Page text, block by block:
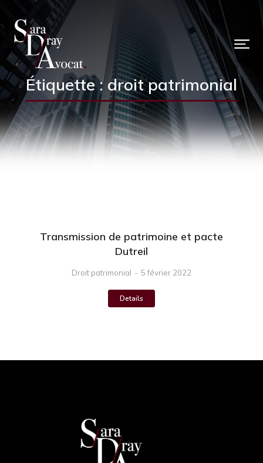
Étiquette : droit patrimonial
Transmission de patrimoine et pacte
Dutreil
Droit patrimonial 5 février 2022
Details